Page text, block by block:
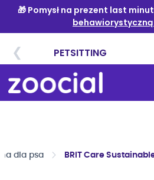
do
treści
dla psa BRIT Care